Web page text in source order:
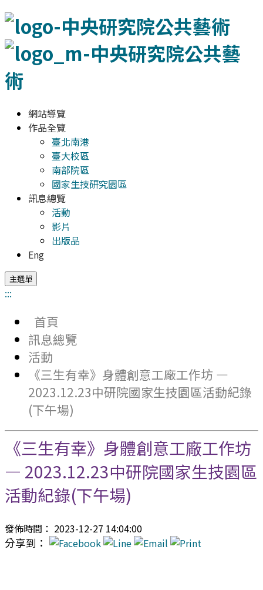
網站導覽
作品全覽
臺北南港
臺大校區
南部院區
國家生技研究園區
訊息總覽
活動
影片
出版品
Eng
主選單
:::
首頁
訊息總覽
活動
《三生有幸》身體創意工廠工作坊 —
2023.12.23中研院國家生技園區活動紀錄
(下午場)
《三生有幸》身體創意工廠工作坊
— 2023.12.23中研院國家生技園區
活動紀錄(下午場)
發佈時間： 2023-12-27 14:04:00
分享到：